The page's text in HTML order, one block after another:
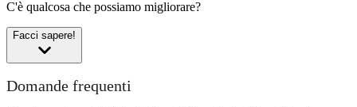
C'è qualcosa che possiamo migliorare?
Facci sapere!
Domande frequenti